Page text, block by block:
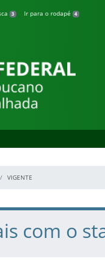
3 Ir para o rodapé 4
VIGENTE
com o